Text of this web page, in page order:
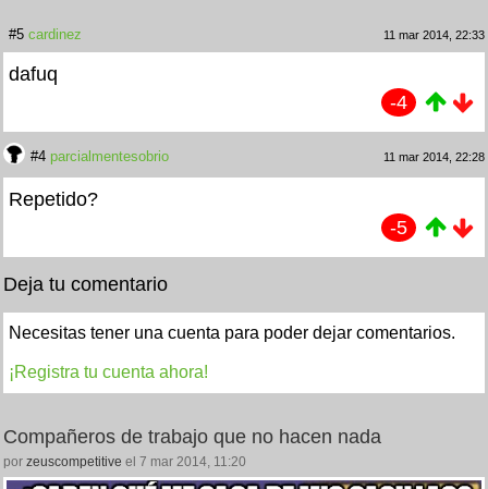
#5 cardinez 11 mar 2014, 22:33
dafuq
-4
#4 parcialmentesobrio 11 mar 2014, 22:28
Repetido?
-5
Deja tu comentario
Necesitas tener una cuenta para poder dejar comentarios.
¡Registra tu cuenta ahora!
Compañeros de trabajo que no hacen nada
por zeuscompetitive el 7 mar 2014, 11:20